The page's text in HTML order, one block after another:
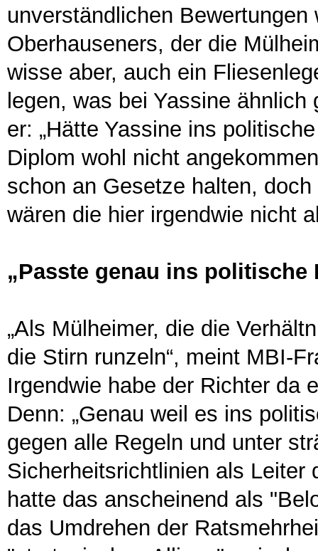
unverständlichen Bewertungen
Oberhauseners, der die
wisse aber, auch ein
legen, was bei Yassine
er: „Hätte Yassine ins
Diplom wohl nicht
schon an Gesetze halten,
wären die hier irgendwie nicht
„Passte genau ins politische
„Als Mülheimer, die die
die Stirn runzeln“, meint MBI-
Irgendwie habe der Richter da
Denn: „Genau weil es ins
gegen alle Regeln und unter
Sicherheitsrichtlinien als Leiter
hatte das anscheinend als
das Umdrehen der